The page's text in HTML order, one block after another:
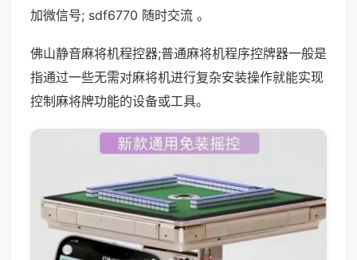
加微信号; sdf6770 随时交流 。
佛山静音麻将机程控器;普通麻将机程序控牌器一般是
指通过一些无需对麻将机进行复杂安装操作就能实现
控制麻将牌功能的设备或工具。